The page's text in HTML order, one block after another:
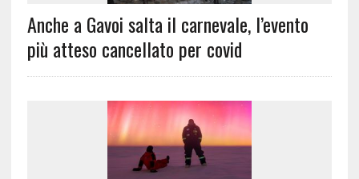
Anche a Gavoi salta il carnevale, l’evento
più atteso cancellato per covid